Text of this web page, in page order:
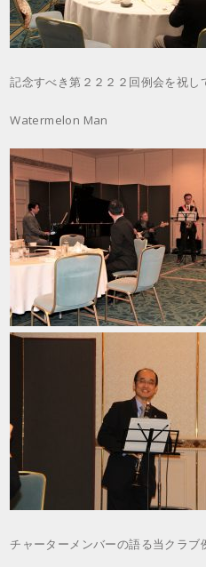
記念すべき第２２２２回例会を祝し
Watermelon Man
チャーターメンバーの語る当クラブ